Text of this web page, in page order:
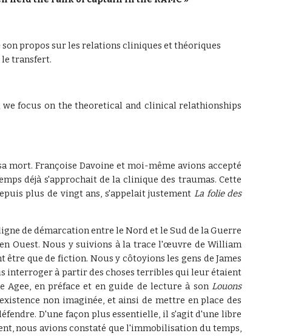
son propos sur les relations cliniques et théoriques
le transfert.
we focus on the theoretical and clinical relathionships
mort. Françoise Davoine et moi-même avions accepté
déjà s'approchait de la clinique des traumas. Cette
plus de vingt ans, s'appelait justement La folie des
de démarcation entre le Nord et le Sud de la Guerre
Ouest. Nous y suivions à la trace l'œuvre de William
que de fiction. Nous y côtoyions les gens de James
interroger à partir des choses terribles qui leur étaient
Agee, en préface et en guide de lecture à sonLouons
non imaginée, et ainsi de mettre en place des
D'une façon plus essentielle, il s'agit d'une libre
nous avions constaté que l'immobilisation du temps,